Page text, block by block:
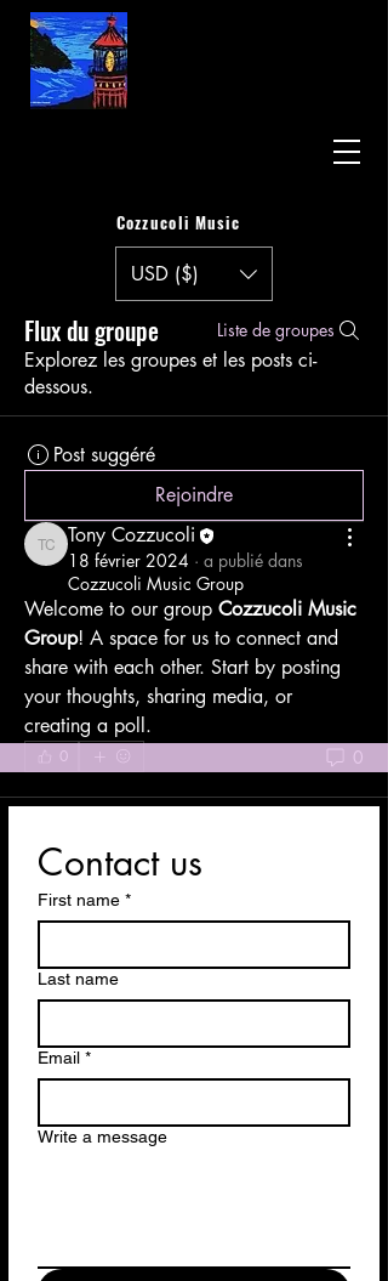
Cozzucoli Music
USD ($)
Flux du groupe Liste de groupes
Explorez les groupes et les posts ci-
dessous.
Post suggéré
Rejoindre
Tony Cozzucoli
Tony Cozzucoli
18 février 2024 · a publié dans
Cozzucoli Music Group
Welcome to our group Cozzucoli Music
Group! A space for us to connect and
share with each other. Start by posting
your thoughts, sharing media, or
creating a poll.
0 0
Contact us
First name *
Last name
Email *
Write a message